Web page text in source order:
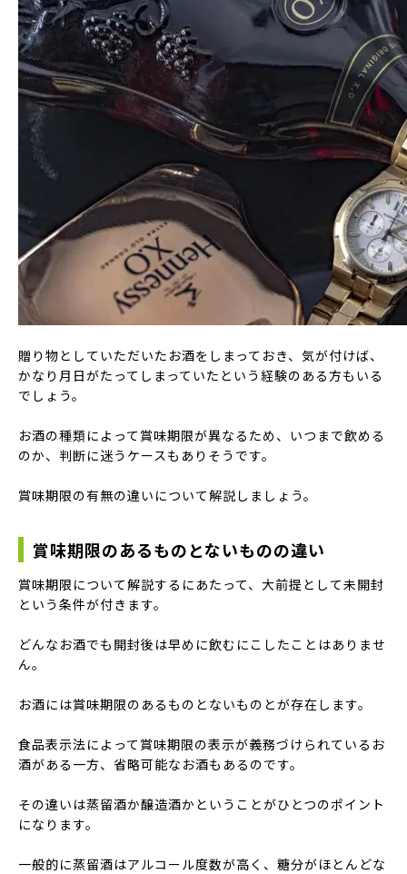
贈り物としていただいたお酒をしまっておき、気が付けば、
かなり月日がたってしまっていたという経験のある方もいる
でしょう。
お酒の種類によって賞味期限が異なるため、いつまで飲める
のか、判断に迷うケースもありそうです。
賞味期限の有無の違いについて解説しましょう。
賞味期限のあるものとないものの違い
賞味期限について解説するにあたって、大前提として未開封
という条件が付きます。
どんなお酒でも開封後は早めに飲むにこしたことはありませ
ん。
お酒には賞味期限のあるものとないものとが存在します。
食品表示法によって賞味期限の表示が義務づけられているお
酒がある一方、省略可能なお酒もあるのです。
その違いは蒸留酒か醸造酒かということがひとつのポイント
になります。
一般的に蒸留酒はアルコール度数が高く、糖分がほとんどな